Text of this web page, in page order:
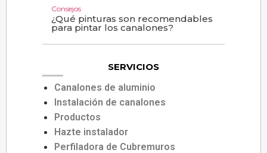
Consejos
¿Qué pinturas son recomendables
para pintar los canalones?
SERVICIOS
Canalones de aluminio
Instalación de canalones
Productos
Hazte instalador
Perfiladora de Cubremuros